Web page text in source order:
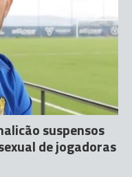
suspensos
de jogadoras